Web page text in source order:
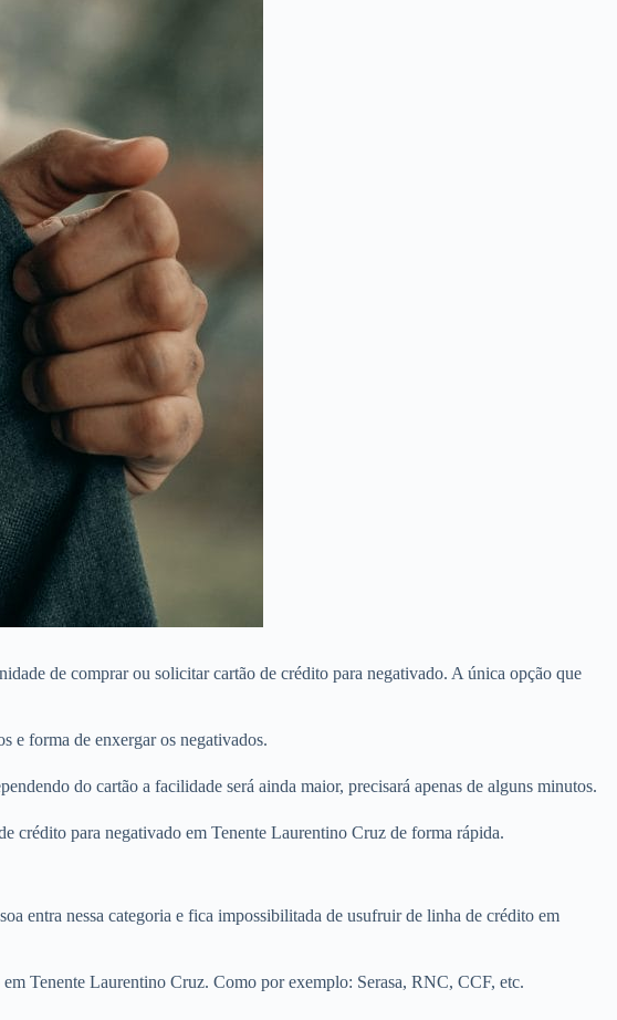
de comprar ou solicitar cartão de crédito para negativado. A única opção que
e forma de enxergar os negativados.
do cartão a facilidade será ainda maior, precisará apenas de alguns minutos.
crédito para negativado em Tenente Laurentino Cruz de forma rápida.
entra nessa categoria e fica impossibilitada de usufruir de linha de crédito em
Tenente Laurentino Cruz. Como por exemplo: Serasa, RNC, CCF, etc.